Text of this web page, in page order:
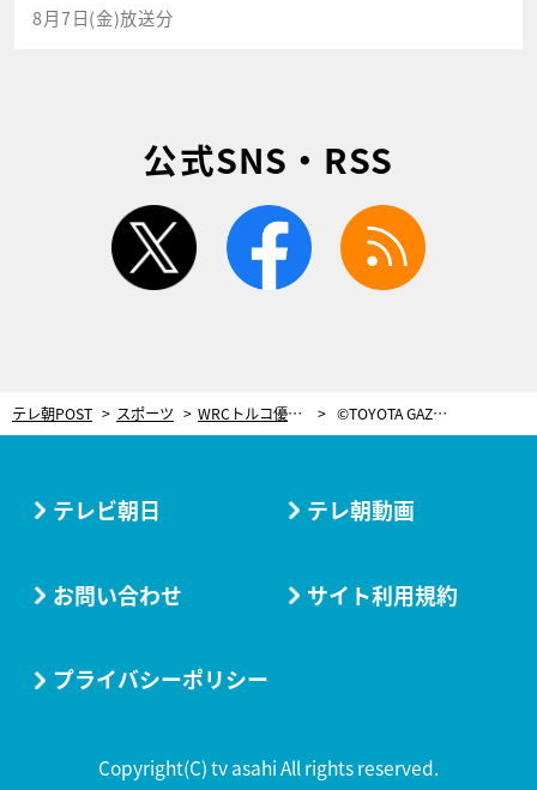
8月7日(金)放送分
公式SNS・RSS
twitter facebook
テレ朝POST スポーツ WRCトルコ優勝と、ル・マン24時間3連覇。トヨタ豊田章男氏コメント「“もっといいクルマづくりの戦い”を」 ©TOYOTA GAZOO Racing
テレビ朝日 テレ朝動画
お問い合わせ サイト利用規約
プライバシーポリシー
Copyright(C) tv asahi All rights reserved.